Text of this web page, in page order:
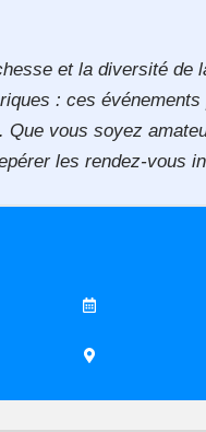
et la diversité
: ces
vous soyez
les rendez-vous